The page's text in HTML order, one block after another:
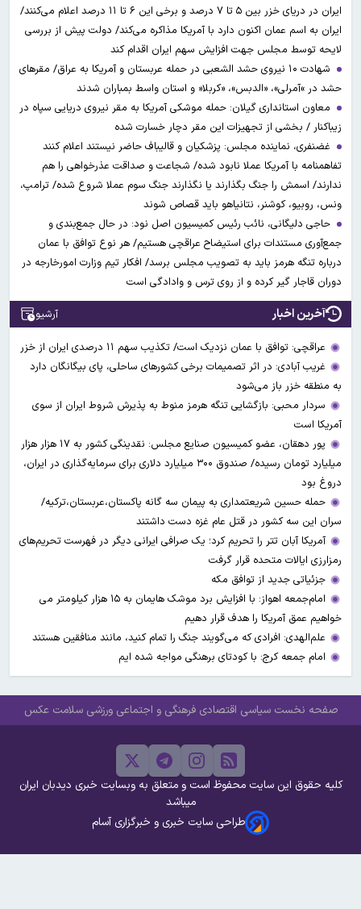
ایران در دریای خزر بین ۵ تا ۷ درصد و برخی این ۶ تا ۱۱ درصد اعلام می‌کنند/
ایران به اسم عمان اکنون دارد با آمریکا مذاکره می‌کند/ دولت پیش از بررسی
لایحه توسط مجلس جهت افزایش سهم ایران اقدام کند
شهادت ۱۰ نیروی حشد الشعبی در حمله عربستان و آمریکا به عراق/ مقرهای
حشد در »آمرلی»، «الدبس»، «کربلا« و استان واسط بمباران شدند
معاون استانداری گیلان: حمله موشکی آمریکا به مقر نیروی دریایی سپاه در
زیباکنار / بخشی از تجهیزات این مقر دچار خسارت شده
غضنفری، نماینده مجلس: پزشکیان و قالیباف حاضر نیستند اعلام کنند
تفاهمنامه با آمریکا عملا نابود شده/ شجاعت و صداقت عذرخواهی را هم
ندارند/ اسمش را جنگ بگذارند یا نگذارند جنگ سوم عملا شروع شده/ ترامپ،
ونس، روبیو، کوشنر، نتانیاهو باید قصاص شوند
حاجی دلیگانی، نائب رئیس کمیسیون اصل نود: در حال جمع‌بندی و
جمع‌آوری مستندات برای استیضاح عراقچی هستیم/ هر نوع توافق با عمان
درباره تنگه هرمز باید به تصویب مجلس برسد/ افکار تیم وزارت امورخارجه در
دوران قاجار گیر کرده و از روی ترس و وادادگی است
آخرین اخبار آرشیو
عراقچی: توافق با عمان نزدیک است/ تکذیب سهم ۱۱ درصدی ایران از خزر
غریب آبادی: در اثر تصمیمات برخی کشورهای ساحلی، پای بیگانگان دارد
به منطقه خزر باز می‌شود
سردار محبی: بازگشایی تنگه هرمز منوط به پذیرش شروط ایران از سوی
آمریکا است
پور دهقان، عضو کمیسیون صنایع مجلس: نقدینگی کشور به ۱۷ هزار هزار
میلیارد تومان رسیده/ صندوق ۳۰۰ میلیارد دلاری برای سرمایه‌گذاری در ایران،
دروغ بود
حمله حسین شریعتمداری به پیمان سه گانه پاکستان،عربستان،ترکیه/
سران این سه کشور در قتل عام غزه دست داشتند
آمریکا آبان تتر را تحریم کرد؛ یک صرافی ایرانی دیگر در فهرست تحریم‌های
رمزارزی ایالات متحده قرار گرفت
جزئیاتی جدید از توافق مکه
امام‌جمعه اهواز: با افزایش برد موشک هایمان به ۱۵ هزار کیلومتر می
خواهیم عمق آمریکا را هدف قرار دهیم
علم‌الهدی: افرادی که می‌گویند جنگ را تمام کنید، مانند منافقین هستند
امام جمعه کرج: با کودتای برهنگی مواجه شده ایم
صفحه نخست سیاسی اقتصادی فرهنگی و اجتماعی ورزشی سلامت عکس
کلیه حقوق این سایت محفوظ است و متعلق به وبسایت خبری دیدبان ایران
میباشد
طراحی سایت خبری و خبرگزاری آسام